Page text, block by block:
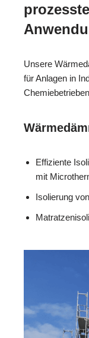
Unsere
für Anlagen in
Effiziente
mit
Isolierung